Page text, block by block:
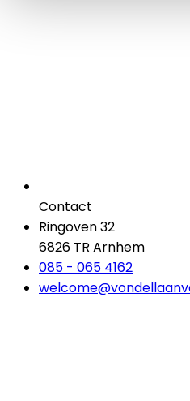
Contact
Ringoven 32
6826 TR Arnhem
085 - 065 4162